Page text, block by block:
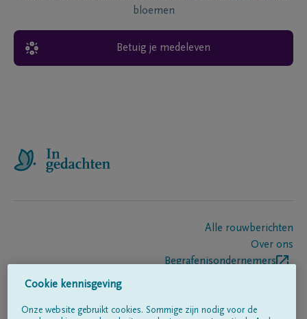
bloemen
Betuig je medeleven
Alle rouwberichten
Over ons
Begrafenisondernemers
Cookie kennisgeving
Onze website gebruikt cookies. Sommige zijn nodig voor de